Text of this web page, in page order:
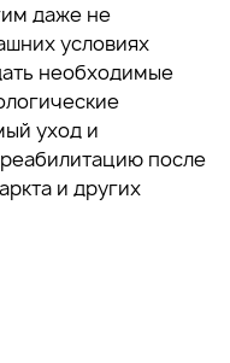
даже не
условиях
необходимые
уход и
после
и других